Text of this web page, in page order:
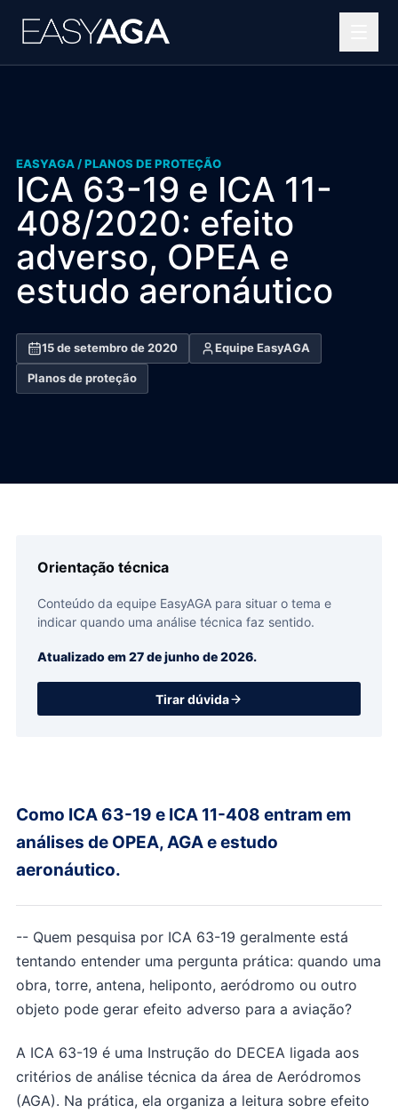
Projetos complexos
Portfólio
Blog
Quem somos
Contato
EASYAGA /PLANOS DE PROTEÇÃO
ICA 63-19 e ICA 11-
408/2020: efeito
adverso, OPEA e
estudo aeronáutico
15 de setembro de 2020 Equipe EasyAGA
Planos de proteção
Orientação técnica
Conteúdo da equipe EasyAGA para situar o tema e
indicar quando uma análise técnica faz sentido.
Atualizado em27 de junho de 2026.
Tirar dúvida
Como ICA 63-19 e ICA 11-408 entram em
análises de OPEA, AGA e estudo
aeronáutico.
-- Quem pesquisa por ICA 63-19 geralmente está
tentando entender uma pergunta prática: quando uma
obra, torre, antena, heliponto, aeródromo ou outro
objeto pode gerar efeito adverso para a aviação?
A ICA 63-19 é uma Instrução do DECEA ligada aos
critérios de análise técnica da área de Aeródromos
(AGA). Na prática, ela organiza a leitura sobre efeito